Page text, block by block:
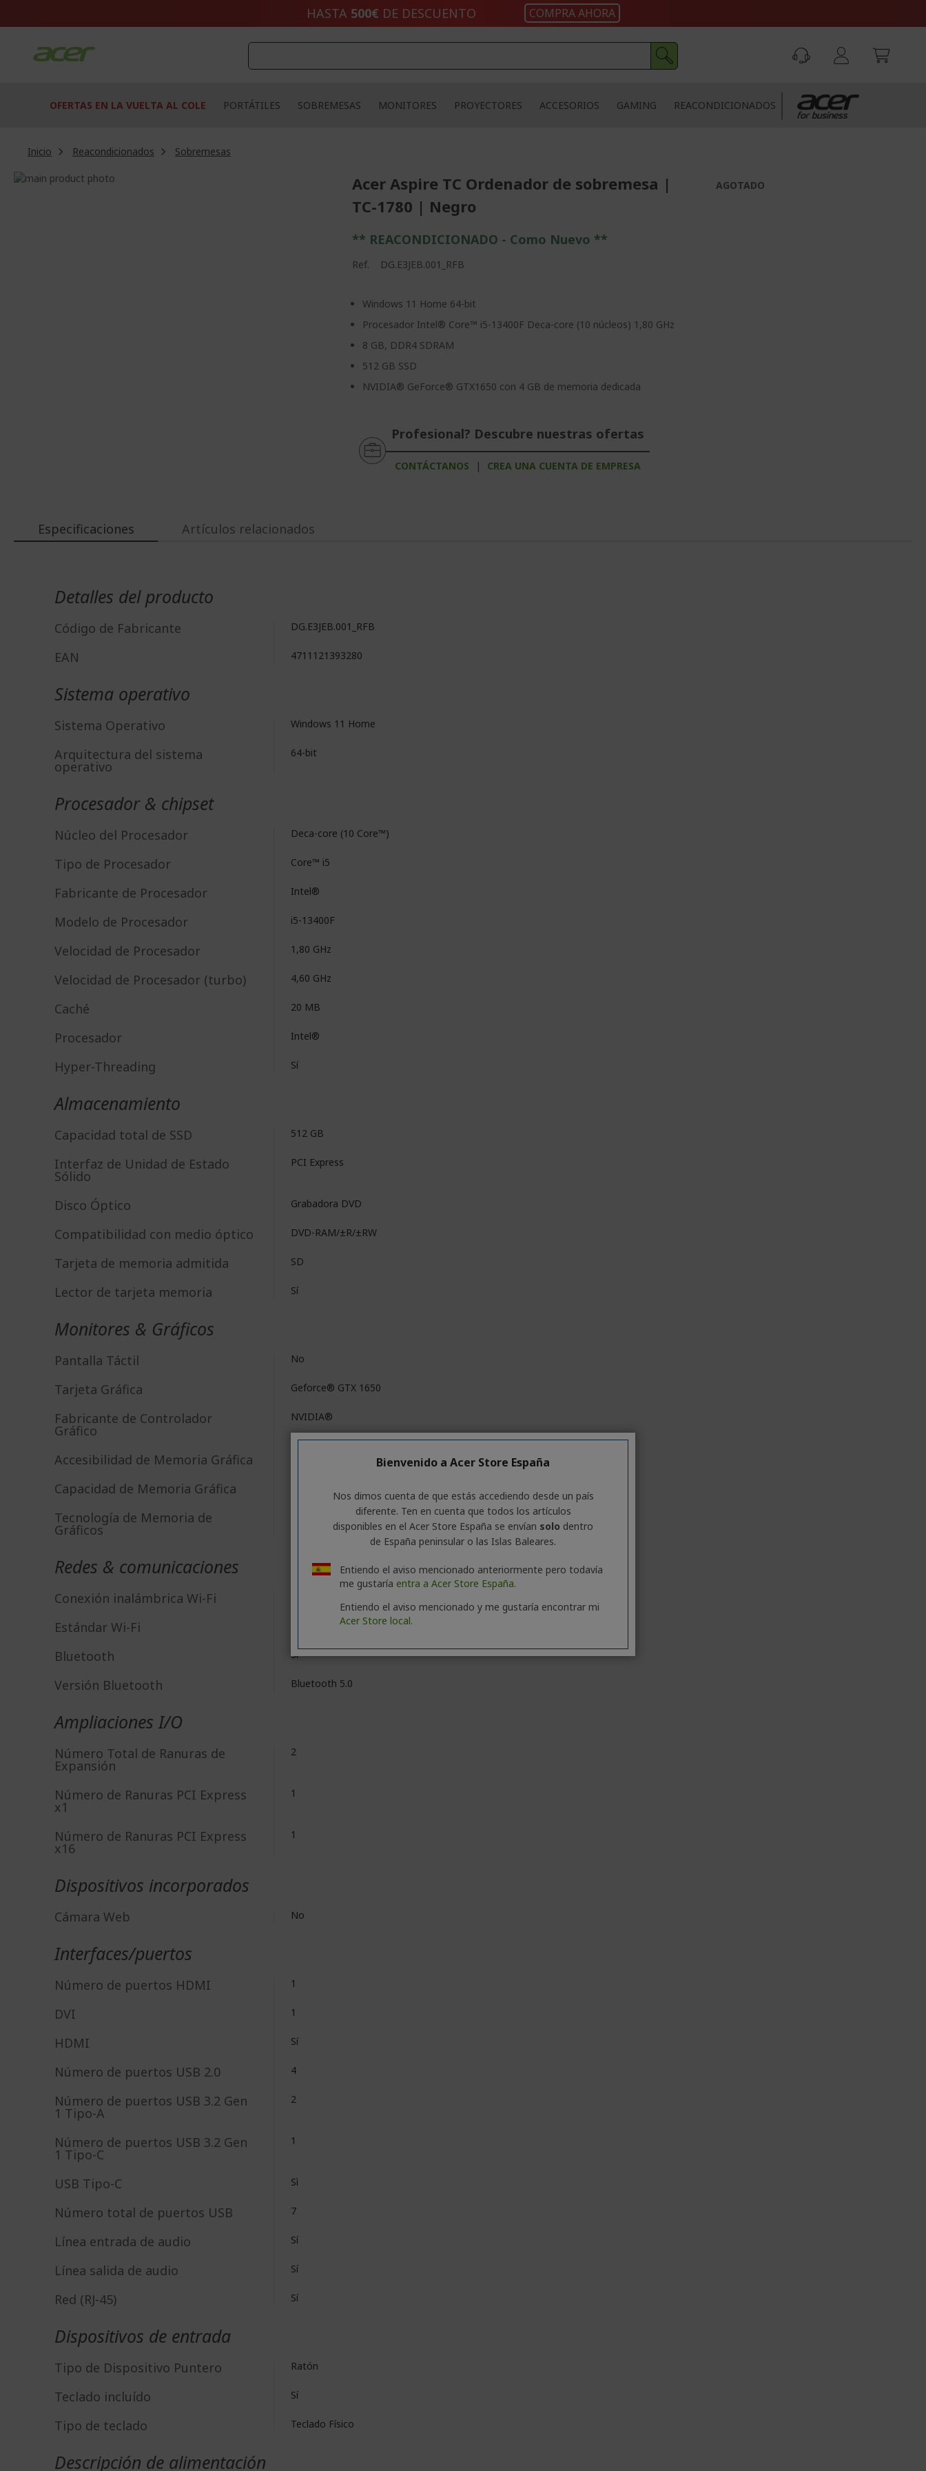
HASTA 500€ DE DESCUENTO COMPRA AHORA
OFERTAS EN LA VUELTA AL COLE PORTÁTILES SOBREMESAS MONITORES PROYECTORES ACCESORIOS GAMING REACONDICIONADOS
Inicio Reacondicionados
Sobremesas
Saltar
Acer Aspire TC Ordenador de sobremesa |
TC-1780 | Negro
** REACONDICIONADO - Como Nuevo **
Ref. DG.E3JEB.001_RFB
Windows 11 Home 64-bit
Procesador Intel® Core™ i5-13400F Deca-core (10 núcleos) 1,80 GHz
8 GB, DDR4 SDRAM
512 GB SSD
NVIDIA® GeForce® GTX1650 con 4 GB de memoria dedicada
Profesional? Descubre nuestras ofertas
CONTÁCTANOS | CREA UNA CUENTA DE EMPRESA
AGOTADO
Especificaciones
Detalles del producto
Código de Fabricante DG.E3JEB.001_RFB
EAN 4711121393280
Sistema operativo
Sistema Operativo Windows 11 Home
Arquitectura del sistema
operativo
64-bit
Procesador & chipset
Núcleo del Procesador Deca-core (10 Core™)
Tipo de Procesador Core™ i5
Fabricante de Procesador Intel®
Modelo de Procesador i5-13400F
Velocidad de Procesador 1,80 GHz
Velocidad de Procesador (turbo) 4,60 GHz
Caché 20 MB
Procesador Intel®
Hyper-Threading Sí
Almacenamiento
Capacidad total de SSD 512 GB
Interfaz de Unidad de Estado
Sólido
PCI Express
Disco Óptico Grabadora DVD
Compatibilidad con medio óptico DVD-RAM/±R/±RW
Tarjeta de memoria admitida SD
Lector de tarjeta memoria Sí
Monitores & Gráficos
Pantalla Táctil No
Tarjeta Gráfica​ Geforce® GTX 1650
Fabricante de Controlador
Gráfico
NVIDIA®
Accesibilidad de Memoria Gráfica
Capacidad de Memoria Gráfica
Tecnología de Memoria de
Gráficos
Redes & comunicaciones
Conexión inalámbrica Wi-Fi
Estándar Wi-Fi IEEE 802.11ax
Bluetooth Sí
Versión Bluetooth Bluetooth 5.0
Ampliaciones I/O
Número Total de Ranuras de
Expansión
2
Número de Ranuras PCI Express
x1
1
Número de Ranuras PCI Express
x16
1
Dispositivos incorporados
Cámara Web No
Interfaces/puertos
Número de puertos HDMI 1
DVI 1
HDMI Sí
Número de puertos USB 2.0 4
Número de puertos USB 3.2 Gen
1 Tipo-A
2
Número de puertos USB 3.2 Gen
1 Tipo-C
1
USB Tipo-C Sì
Número total de puertos USB 7
Línea entrada de audio Sí
Lí­nea salida de audio Sí
Red (RJ-45) Sí
Dispositivos de entrada
Tipo de Dispositivo Puntero Ratón
Teclado incluído Sí
Tipo de teclado Teclado Físico
Descripción de alimentación
Artículos relacionados
Bienvenido a Acer Store España
Nos dimos cuenta de que estás accediendo desde un país
diferente. Ten en cuenta que todos los artículos
disponibles en el Acer Store España se envían solo dentro
de España peninsular o las Islas Baleares.
Entiendo el aviso mencionado anteriormente pero todavía
me gustaría entra a Acer Store España.
Entiendo el aviso mencionado y me gustaría encontrar mi
Acer Store local.